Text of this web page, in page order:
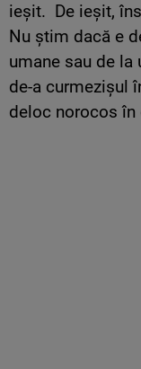
ieșit. De ieșit,
Nu știm dacă e
umane sau de
de-a curmezișul
deloc norocos în